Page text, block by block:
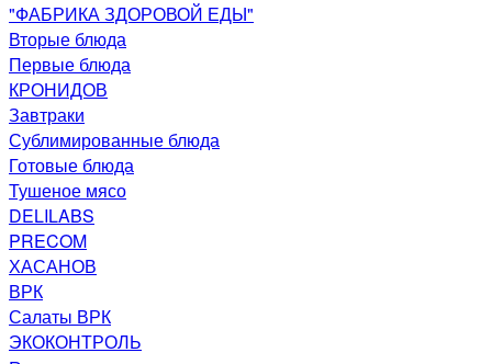
"ФАБРИКА ЗДОРОВОЙ ЕДЫ"
Вторые блюда
Первые блюда
КРОНИДОВ
Завтраки
Сублимированные блюда
Готовые блюда
Тушеное мясо
DELILABS
PRECOM
ХАСАНОВ
ВРК
Салаты ВРК
ЭКОКОНТРОЛЬ